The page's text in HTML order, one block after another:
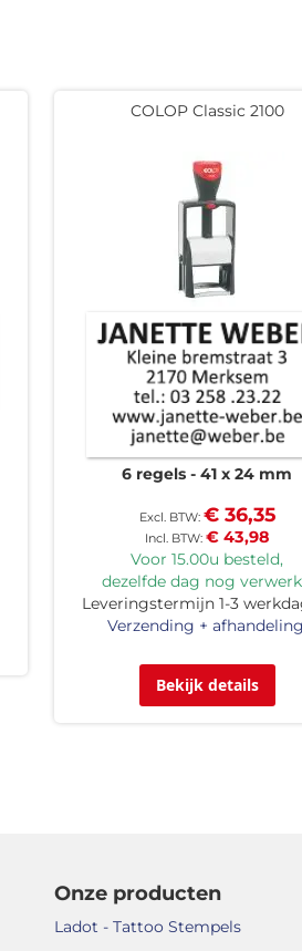
COLOP Classic 2100
6 regels 41 x 24 mm
€ 43,98
€ 36,35
Voor 15.00u besteld,
dezelfde dag nog
Leveringstermijn 1-3
Verzending +
Bekijk details
Onze producten
Ladot - Tattoo Stempels